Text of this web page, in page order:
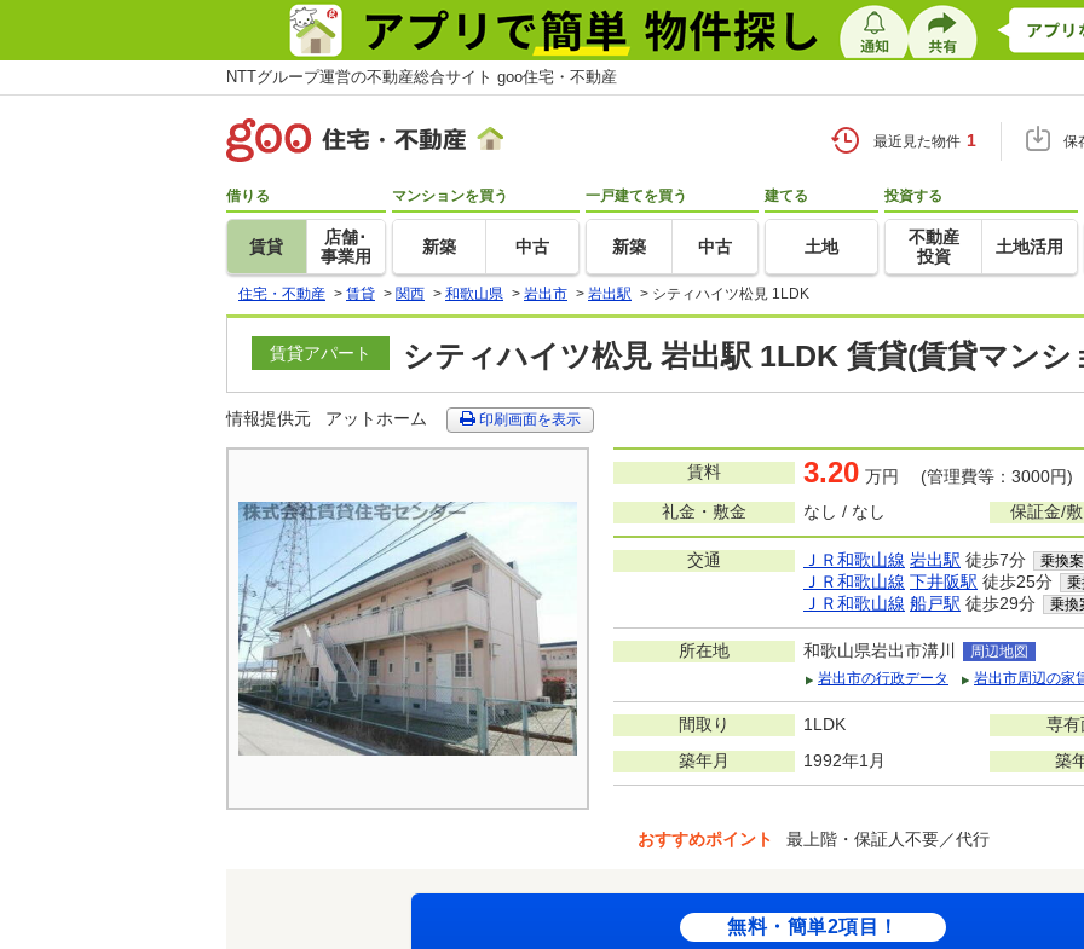
NTTグループ運営の不動産総合サイト goo住宅・不動産
最近見た物件 1 保
借りる
賃貸
店舗･
事業用
マンションを買う
新築 中古
一戸建てを買う
新築 中古
建てる
土地
投資する
不動産
投資
土地活用
住宅・不動産 > 賃貸 > 関西 > 和歌山県 > 岩出市 > 岩出駅 > シティハイツ松見 1LDK
賃貸アパート シティハイツ松見 岩出駅 1LDK 賃貸(賃貸マンシ
情報提供元 アットホーム 印刷画面を表示
賃料 3.20 万円 (管理費等：3000円)
礼金・敷金
なし / なし 保証金/
交通 ＪＲ和歌山線 岩出駅 徒歩7分 乗換
ＪＲ和歌山線 下井阪駅 徒歩25分 乗
ＪＲ和歌山線 船戸駅 徒歩29分 乗換
所在地 和歌山県岩出市溝川
周辺地図
岩出市の行政データ
岩出市周辺の家
間取り 1LDK 専有
築年月 1992年1月 築
おすすめポイント 最上階・保証人不要／代行
無料・簡単2項目！